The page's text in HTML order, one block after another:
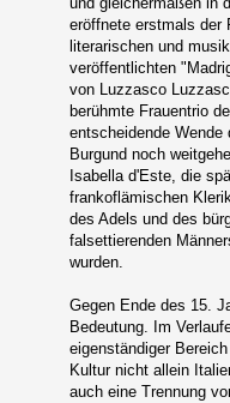
eröffnete erstmals der
literarischen und
veröffentlichten
von Luzzasco
berühmte Frauentrio
entscheidende
Burgund noch
Isabella d'Este, die
frankoflämischen
des Adels und des
falsettierenden
wurden.
Gegen Ende des 15.
Bedeutung. Im
eigenständiger
Kultur nicht allein
auch eine Trennung